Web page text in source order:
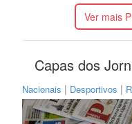
Ver mais
Capas dos
Nacionais | Desportivos |